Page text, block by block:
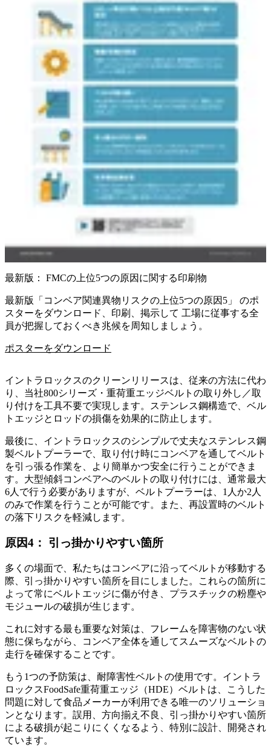
最新版： FMCの上位5つの原因に関する印刷物
最新版「コンベア関連異物リスクの上位5つの原因5」 のポ
スターをダウンロード、印刷、掲示して 工場に従事する全
員が把握しておくべき兆候を周知しましょう。
ポスターをダウンロード
イントラロックスのクリーンリリースは、従来の方法に代わ
り、当社800シリーズ・重荷重エッジベルトの取り外し／取
り付けを工具不要で実現します。ステンレス鋼構造で、ベル
トエッジとロッドの損傷を効果的に防止します。
最後に、イントラロックスのシンプルで丈夫なステンレス鋼
製ベルトプーラーで、取り付け時にコンベアを通してベルト
を引っ張る作業を、より簡単かつ安全に行うことができま
す。大型傾斜コンベアへのベルトの取り付けには、通常最大
6人で行う必要がありますが、ベルトプーラーは、1人か2人
のみで作業を行うことが可能です。また、再設置時のベルト
の落下リスクを軽減します。
原因4： 引っ掛かりやすい箇所
多くの場面で、私たちはコンベアに沿ってベルトが移動する
際、引っ掛かりやすい箇所を目にしました。これらの箇所に
よって常にベルトエッジに傷が付き、プラスチックの粉塵や
モジュールの破損が生じます。
これに対する最も重要な対策は、フレームを障害物のない状
態に保ちながら、コンベア全体を通してスムーズなベルトの
走行を確保することです。
もう1つの予防策は、耐障害性ベルトの使用です。イントラ
ロックスFoodSafe重荷重エッジ（HDE）ベルトは、こうした
問題に対して食品メーカーが利用できる唯一のソリューショ
ンとなります。誤用、方向揃え不良、引っ掛かりやすい箇所
による破損が起こりにくくなるよう、特別に設計、開発され
ています。